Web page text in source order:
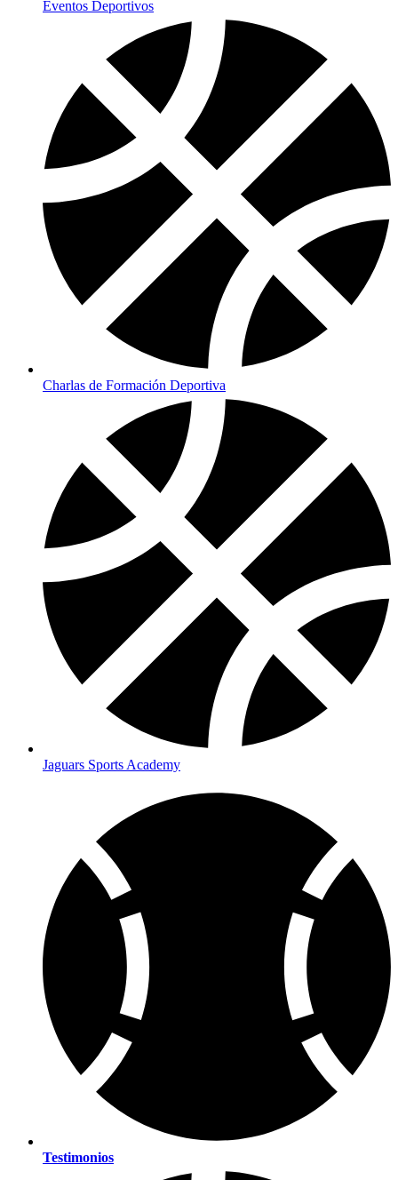
Eventos Deportivos
Charlas de Formación Deportiva
Jaguars Sports Academy
Testimonios